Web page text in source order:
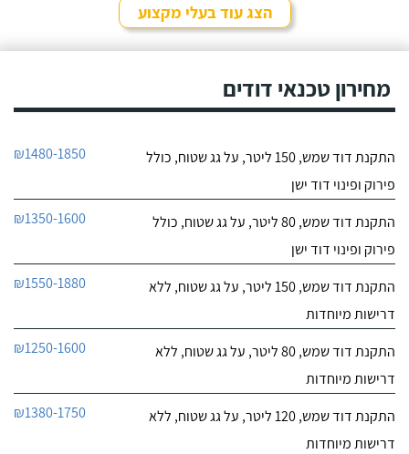
הצג עוד בעלי מקצוע
מחירון טכנאי דודים
התקנת דוד שמש, 150 ליטר, על גג שטוח, כולל
פירוק ופינוי דוד ישן
₪1480-1850
התקנת דוד שמש, 80 ליטר, על גג שטוח, כולל
פירוק ופינוי דוד ישן
₪1350-1600
התקנת דוד שמש, 150 ליטר, על גג שטוח, ללא
דרישות מיוחדות
₪1550-1880
התקנת דוד שמש, 80 ליטר, על גג שטוח, ללא
דרישות מיוחדות
₪1250-1600
התקנת דוד שמש, 120 ליטר, על גג שטוח, ללא
דרישות מיוחדות
₪1380-1750